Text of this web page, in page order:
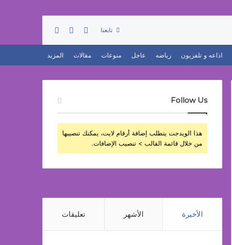
تابعنا تسجيل الدخول
إضافة عمود جانبي
اذاعه و تلفزيون رياضه عاجل منوعات مقالات المزيد
Follow Us
هذا الويدجت يتطلب إضافة أرقام لايت، يمكنك تنصيبها
من خلال قائمة القالب > تنصيب الإضافات.
الأخيرة الأشهر تعليقات